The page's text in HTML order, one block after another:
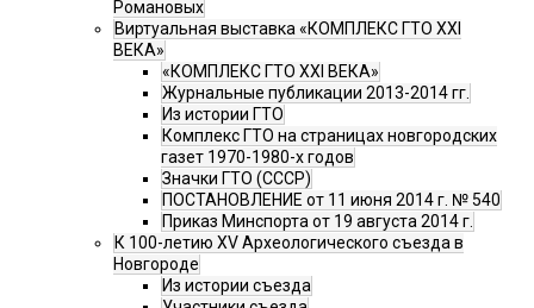
Романовых
Виртуальная выставка «КОМПЛЕКС ГТО XXI
ВЕКА»
«КОМПЛЕКС ГТО XXI ВЕКА»
Журнальные публикации 2013-2014 гг.
Из истории ГТО
Комплекс ГТО на страницах новгородских
газет 1970-1980-х годов
Значки ГТО (СССР)
ПОСТАНОВЛЕНИЕ от 11 июня 2014 г. № 540
Приказ Минспорта от 19 августа 2014 г.
К 100-летию XV Археологического съезда в
Новгороде
Из истории съезда